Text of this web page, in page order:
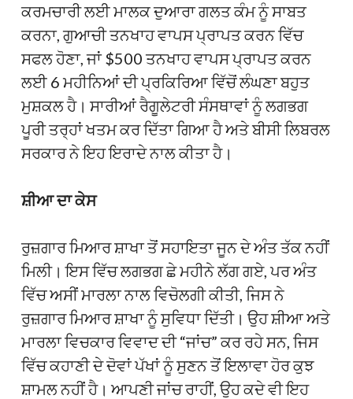
ਕਰਮਚਾਰੀ ਲਈ ਮਾਲਕ ਦੁਆਰਾ ਗਲਤ ਕੰਮ ਨੂੰ ਸਾਬਤ
ਕਰਨਾ, ਗੁਆਚੀ ਤਨਖਾਹ ਵਾਪਸ ਪ੍ਰਾਪਤ ਕਰਨ ਵਿੱਚ
ਸਫਲ ਹੋਣਾ, ਜਾਂ $500 ਤਨਖਾਹ ਵਾਪਸ ਪ੍ਰਾਪਤ ਕਰਨ
ਲਈ 6 ਮਹੀਨਿਆਂ ਦੀ ਪ੍ਰਕਿਰਿਆ ਵਿੱਚੋਂ ਲੰਘਣਾ ਬਹੁਤ
ਮੁਸ਼ਕਲ ਹੈ। ਸਾਰੀਆਂ ਰੈਗੂਲੇਟਰੀ ਸੰਸਥਾਵਾਂ ਨੂੰ ਲਗਭਗ
ਪੂਰੀ ਤਰ੍ਹਾਂ ਖਤਮ ਕਰ ਦਿੱਤਾ ਗਿਆ ਹੈ ਅਤੇ ਬੀਸੀ ਲਿਬਰਲ
ਸਰਕਾਰ ਨੇ ਇਹ ਇਰਾਦੇ ਨਾਲ ਕੀਤਾ ਹੈ।
ਸ਼ੀਆ ਦਾ ਕੇਸ
ਰੁਜ਼ਗਾਰ ਮਿਆਰ ਸ਼ਾਖਾ ਤੋਂ ਸਹਾਇਤਾ ਜੂਨ ਦੇ ਅੰਤ ਤੱਕ ਨਹੀਂ
ਮਿਲੀ। ਇਸ ਵਿੱਚ ਲਗਭਗ ਛੇ ਮਹੀਨੇ ਲੱਗ ਗਏ, ਪਰ ਅੰਤ
ਵਿੱਚ ਅਸੀਂ ਮਾਰਲਾ ਨਾਲ ਵਿਚੋਲਗੀ ਕੀਤੀ, ਜਿਸ ਨੇ
ਰੁਜ਼ਗਾਰ ਮਿਆਰ ਸ਼ਾਖਾ ਨੂੰ ਸੁਵਿਧਾ ਦਿੱਤੀ। ਉਹ ਸ਼ੀਆ ਅਤੇ
ਮਾਰਲਾ ਵਿਚਕਾਰ ਵਿਵਾਦ ਦੀ “ਜਾਂਚ” ਕਰ ਰਹੇ ਸਨ, ਜਿਸ
ਵਿੱਚ ਕਹਾਣੀ ਦੇ ਦੋਵਾਂ ਪੱਖਾਂ ਨੂੰ ਸੁਣਨ ਤੋਂ ਇਲਾਵਾ ਹੋਰ ਕੁਝ
ਸ਼ਾਮਲ ਨਹੀਂ ਹੈ। ਆਪਣੀ ਜਾਂਚ ਰਾਹੀਂ, ਉਹ ਕਦੇ ਵੀ ਇਹ